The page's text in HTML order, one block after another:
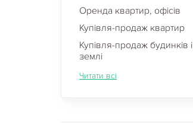
Оренда квартир, офісів
Купівля-продаж квартир
Купівля-продаж будинків і
землі
Читати всі